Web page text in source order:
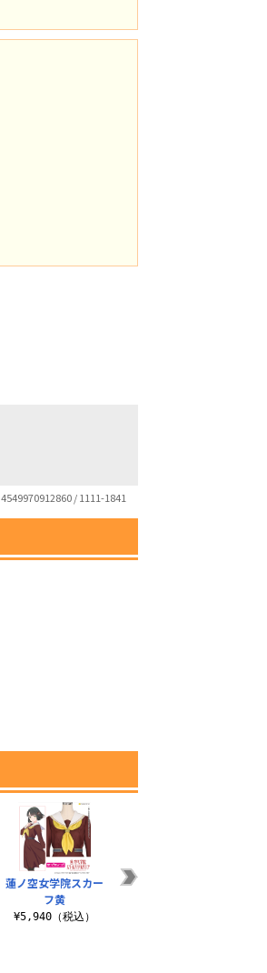
4549970912860 / 1111-1841
蓮ノ空女学院スカー
フ黄
¥5,940（税込）
ささやくように恋を